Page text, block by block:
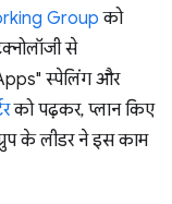
Groupको
से
स्पेलिंग और
को पढ़कर, प्लान किए
के लीडर ने इस काम